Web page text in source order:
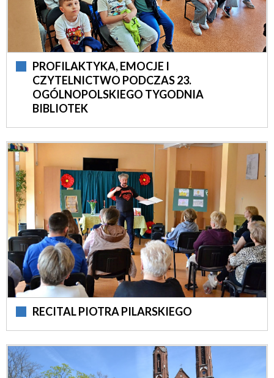
PROFILAKTYKA, EMOCJE I
CZYTELNICTWO PODCZAS 23.
OGÓLNOPOLSKIEGO TYGODNIA
BIBLIOTEK
RECITAL PIOTRA PILARSKIEGO